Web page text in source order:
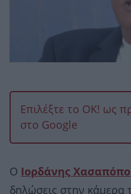
Επιλέξτε το OK! ως
στο Google
Ο Ιορδάνης
δηλώσεις στην κάμερα